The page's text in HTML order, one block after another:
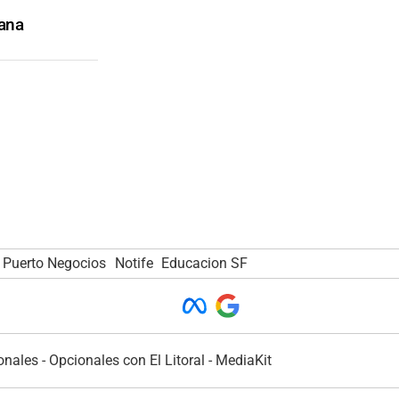
Puerto Negocios Notife Educacion SF
- Opcionales con El Litoral - MediaKit